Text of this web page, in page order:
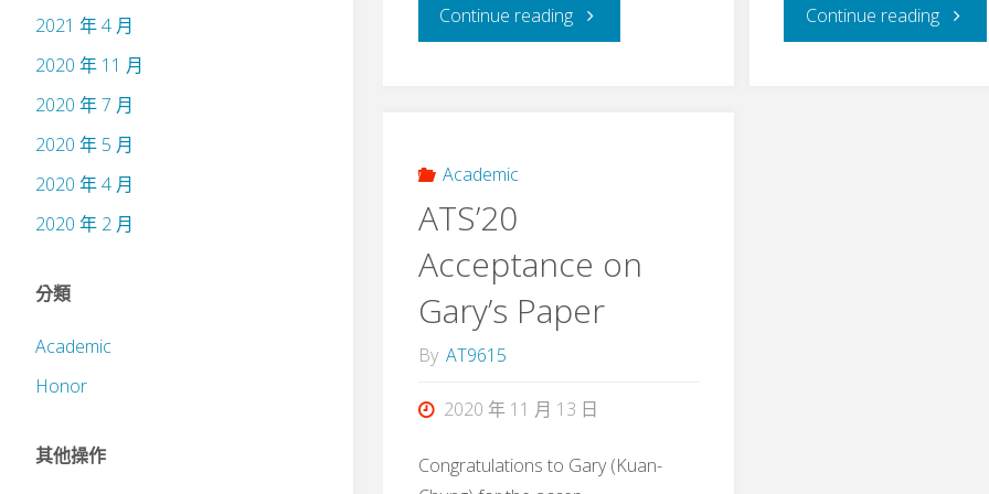
Continue reading"DATE
Paper"
Continue reading
Academic
ATS’20
Acceptance on
Gary’s Paper
By AT9615
2020 年 11 月 13 日
Congratulations to Gary (Kuan-
2021 年 4 月
2020 年 11 月
2020 年 7 月
2020 年 5 月
2020 年 4 月
2020 年 2 月
分類
Academic
Honor
其他操作